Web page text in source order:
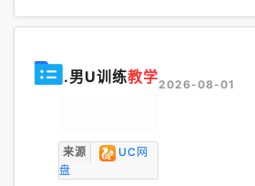
..男U训练教学
来源
UC网
盘
2026-08-01